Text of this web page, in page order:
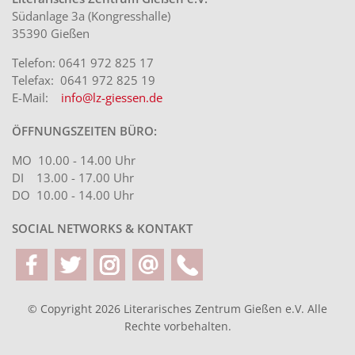
Weitere Aufführung: Sams...
Südanlage 3a (Kongresshalle)
35390 Gießen
Telefon: 0641 972 825 17
Telefax: 0641 972 825 19
E-Mail: info@lz-giessen.de
ÖFFNUNGSZEITEN BÜRO:
MO 10.00 - 14.00 Uhr
DI 13.00 - 17.00 Uhr
DO 10.00 - 14.00 Uhr
SOCIAL NETWORKS & KONTAKT
© Copyright 2026 Literarisches Zentrum Gießen e.V. Alle
Rechte vorbehalten.